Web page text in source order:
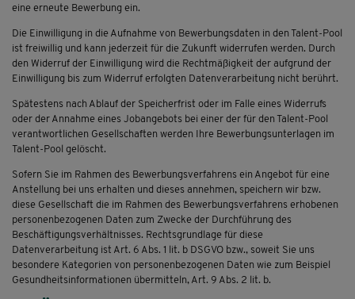
eine erneute Bewerbung ein.
Die Einwilligung in die Aufnahme von Bewerbungsdaten in den Talent-Pool
ist freiwillig und kann jederzeit für die Zukunft widerrufen werden. Durch
den Widerruf der Einwilligung wird die Rechtmäßigkeit der aufgrund der
Einwilligung bis zum Widerruf erfolgten Datenverarbeitung nicht berührt.
Spätestens nach Ablauf der Speicherfrist oder im Falle eines Widerrufs
oder der Annahme eines Jobangebots bei einer der für den Talent-Pool
verantwortlichen Gesellschaften werden Ihre Bewerbungsunterlagen im
Talent-Pool gelöscht.
Sofern Sie im Rahmen des Bewerbungsverfahrens ein Angebot für eine
Anstellung bei uns erhalten und dieses annehmen, speichern wir bzw.
diese Gesellschaft die im Rahmen des Bewerbungsverfahrens erhobenen
personenbezogenen Daten zum Zwecke der Durchführung des
Beschäftigungsverhältnisses. Rechtsgrundlage für diese
Datenverarbeitung ist Art. 6 Abs. 1 lit. b DSGVO bzw., soweit Sie uns
besondere Kategorien von personenbezogenen Daten wie zum Beispiel
Gesundheitsinformationen übermitteln, Art. 9 Abs. 2 lit. b.